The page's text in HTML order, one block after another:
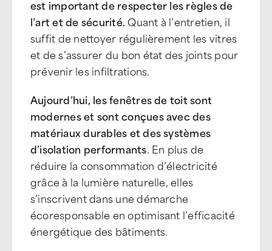
est important de respecter les règles de
l’art et de sécurité.Quant à l’entretien, il
suffit de nettoyer régulièrement les vitres
et de s’assurer du bon état des joints pour
prévenir les infiltrations.
Aujourd’hui, les fenêtres de toit sont
modernes et sont conçues avec des
matériaux durables et des systèmes
d’isolation performants. En plus de
réduire la consommation d’électricité
grâce à la lumière naturelle, elles
s’inscrivent dans une démarche
écoresponsable en optimisant l’efficacité
énergétique des bâtiments.